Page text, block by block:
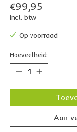
€99,95
Incl. btw
Op voorraad
Hoeveelheid:
Aan